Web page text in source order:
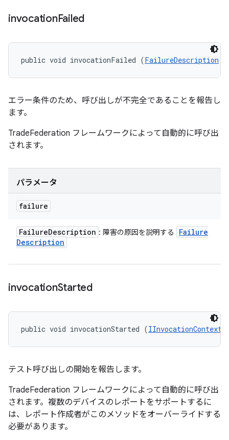
invocationFailed
public void invocationFailed (FailureDescription
エラー条件のため、呼び出しが不完全であることを報告し
ます。
TradeFederation フレームワークによって自動的に呼び出
されます。
パラメータ
failure
FailureDescription : 障害の原因を説明する
Failure
Description
invocationStarted
public void invocationStarted (IInvocationContext
テスト呼び出しの開始を報告します。
TradeFederation フレームワークによって自動的に呼び出
されます。複数のデバイスのレポートをサポートするに
は、レポート作成者がこのメソッドをオーバーライドする
必要があります。